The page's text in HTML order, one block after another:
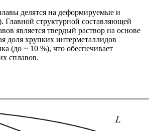
делятся на деформируемые и
Главной структурной составляющей
является твердый раствор на основе
доля хрупких интерметаллидов
(до ~ 10 %), что обеспечивает
сплавов.